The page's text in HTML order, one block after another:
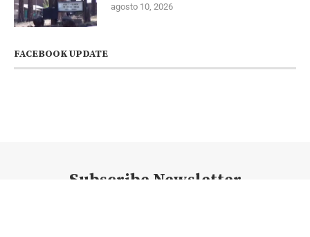
agosto 10, 2026
FACEBOOK UPDATE
Subscribe Newsletter